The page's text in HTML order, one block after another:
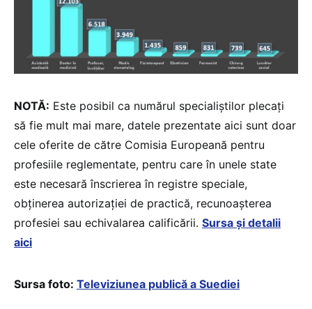
NOTĂ: Este posibil ca numărul specialiștilor plecați
să fie mult mai mare, datele prezentate aici sunt doar
cele oferite de către Comisia Europeană pentru
profesiile reglementate, pentru care în unele state
este necesară înscrierea în registre speciale,
obținerea autorizației de practică, recunoașterea
profesiei sau echivalarea calificării. Sursa și detalii
aici
Sursa foto: Televiziunea publică a Suediei